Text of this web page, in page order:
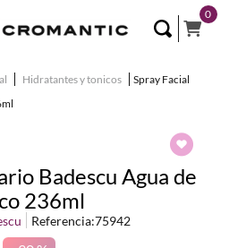
0
Hidratantes y tonicos
Spray Facial
Badescu Agua de
236ml
Referencia:75942